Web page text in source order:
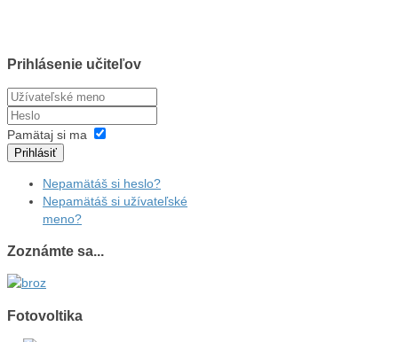
Prihlásenie učiteľov
Pamätaj si ma
Prihlásiť
Nepamätáš si heslo?
Nepamätáš si užívateľské
meno?
Zoznámte sa...
Fotovoltika